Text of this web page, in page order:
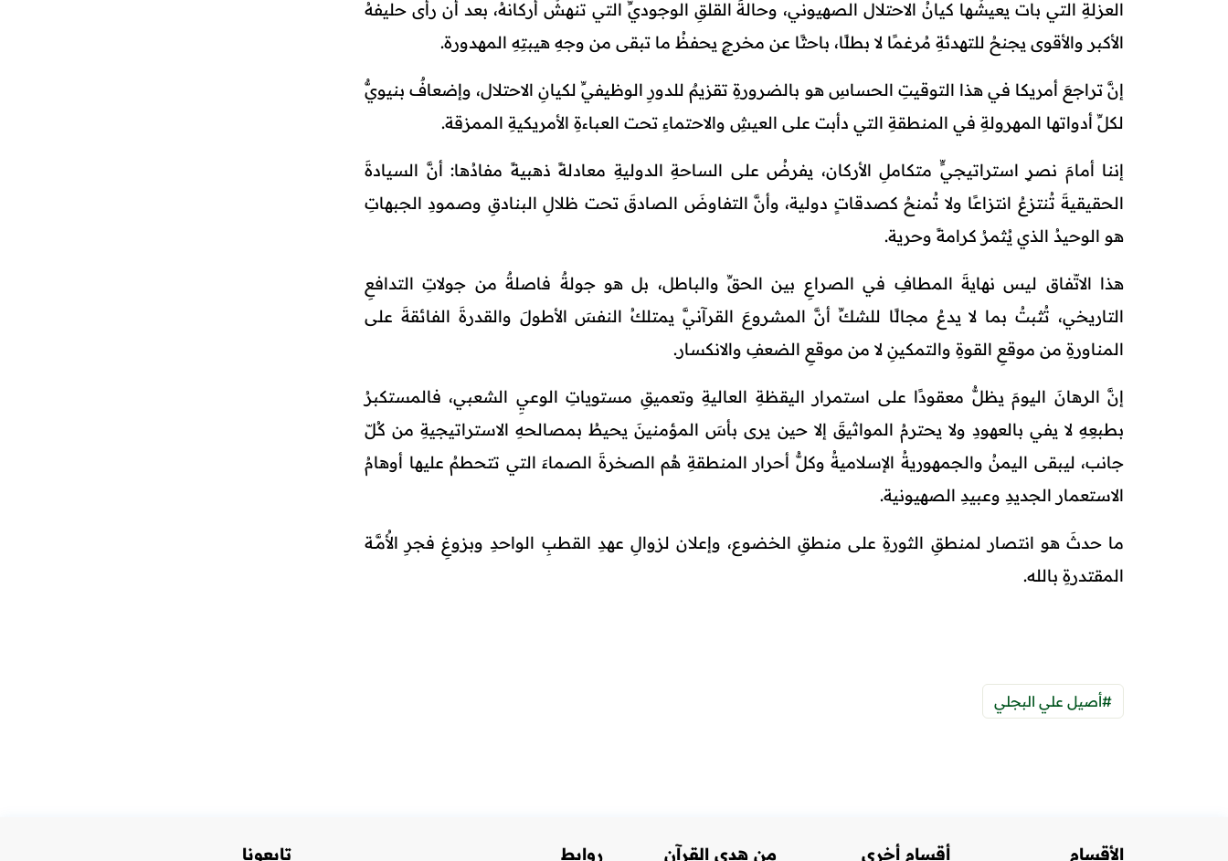
العزلةِ التي بات يعيشُها كيانُ الاحتلال الصهيوني، وحالةَ القلقِ الوجوديِّ التي تنهشُ أركانهُ، بعد أن رأى حليفهُ
الأكبر والأقوى يجنحُ للتهدئةِ مُرغمًا لا بطلًا، باحثًا عن مخرجٍ يحفظُ ما تبقى من وجهِ هيبتِهِ المهدورة.
إنَّ تراجعَ أمريكا في هذا التوقيتِ الحساسِ هو بالضرورةِ تقزيمٌ للدورِ الوظيفيِّ لكيانِ الاحتلال، وإضعافٌ بنيويٌّ
لكلِّ أدواتها المهرولةِ في المنطقةِ التي دأبت على العيشِ والاحتماءِ تحت العباءةِ الأمريكيةِ الممزقة.
إننا أمامَ نصرٍ استراتيجيٍّ متكاملِ الأركان، يفرضُ على الساحةِ الدوليةِ معادلةً ذهبيةً مفادُها: أنَّ السيادةَ
الحقيقيةَ تُنتزعُ انتزاعًا ولا تُمنحُ كصدقاتٍ دولية، وأنَّ التفاوضَ الصادقَ تحت ظلالِ البنادقِ وصمودِ الجبهاتِ
هو الوحيدُ الذي يُثمرُ كرامةً وحرية.
هذا الاتّفاق ليس نهايةَ المطافِ في الصراعِ بين الحقِّ والباطل، بل هو جولةٌ فاصلةٌ من جولاتِ التدافعِ
التاريخي، تُثبتُ بما لا يدعُ مجالًا للشكِّ أنَّ المشروعَ القرآنيَّ يمتلكُ النفسَ الأطولَ والقدرةَ الفائقةَ على
المناورةِ من موقعِ القوةِ والتمكينِ لا من موقعِ الضعفِ والانكسار.
إنَّ الرهانَ اليومَ يظلُّ معقودًا على استمرار اليقظةِ العاليةِ وتعميقِ مستوياتِ الوعيِ الشعبي، فالمستكبرُ
بطبعِهِ لا يفي بالعهودِ ولا يحترمُ المواثيقَ إلا حين يرى بأسَ المؤمنينَ يحيطُ بمصالحهِ الاستراتيجيةِ من كُـلّ
جانب، ليبقى اليمنُ والجمهوريةُ الإسلاميةُ وكلُّ أحرار المنطقةِ هُم الصخرةَ الصماءَ التي تتحطمُ عليها أوهامُ
الاستعمار الجديدِ وعبيدِ الصهيونية.
ما حدثَ هو انتصار لمنطقِ الثورةِ على منطقِ الخضوع، وإعلان لزوالِ عهدِ القطبِ الواحدِ وبزوغِ فجرِ الأُمَّــة
المقتدرةِ بالله.
#أصيل علي البجلي
الأقسام أقسام أخرى من هدي القرآن روابط تابعونا